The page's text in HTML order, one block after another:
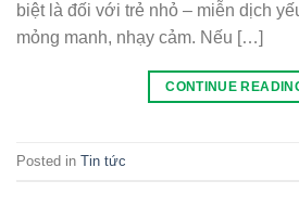
biệt là đối với trẻ nhỏ – miễn dịch
mỏng manh, nhạy cảm. Nếu […]
CONTINUE
Posted in Tin tức